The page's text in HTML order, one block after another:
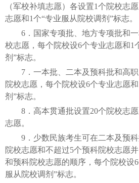
（军校补填志愿）各设置1个院校志
志愿和1个“专业服从院校调剂”标志。
6．国家专项批、地方专项批和一
校志愿，每个院校设6个专业志愿和1
剂”标志。
7．一本批、二本及预科批和高职
院校志愿，每个院校设6个专业志愿
剂”标志。
8．高本贯通批设置20个院校志愿
志愿。
9．少数民族考生可在二本及预科
院校志愿和不超过5个预科院校志愿
和预科院校志愿的顺序，每个院校设
服从院校调剂”标志。